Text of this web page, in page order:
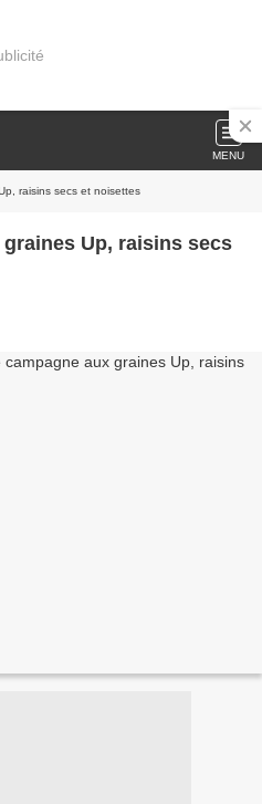
MENU
raisins secs et noisettes
Up, raisins secs